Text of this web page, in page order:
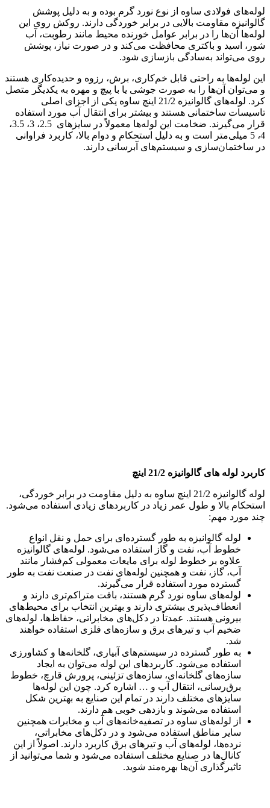
لوله‌های فولادی ساوه از نوع نورد گرم بوده و به دلیل پوشش
گالوانیزه مقاومت بالایی در برابر خوردگی دارند. روکش روی این
لوله‌ها آن‌ها را در برابر عوامل خورنده محیط مانند رطوبت، آب
شور، اسید و باکتری محافظت می‌کند و در صورت نیاز، پوشش
روی می‌تواند به‌سادگی بازسازی شود.
این لوله‌ها به راحتی قابل خم‌کاری، برش، رزوه و حدیده‌کاری هستند
و می‌توان آن‌ها را به صورت جوشی یا با پیچ و مهره به یکدیگر متصل
کرد. لوله‌های گالوانیزه 21/2 اینچ ساوه یکی از اجزای اصلی
تاسیسات ساختمانی هستند و بیشتر برای انتقال آب مورد استفاده
قرار می‌گیرند. ضخامت این لوله‌ها معمولاً در سایزهای 2.5، 3، 3.5،
4، 5 میلی‌متر است و به دلیل استحکام و دوام بالا، کاربرد فراوانی
در ساختمان‌سازی و سیستم‌های آبرسانی دارند.
کاربرد لوله های گالوانیزه 21/2 اینچ
لوله گالوانیزه 21/2 اینچ ساوه به دلیل مقاومت در برابر خوردگی،
استحکام بالا و طول عمر زیاد در کاربردهای زیادی استفاده می‌شود.
چند مورد مهم:
لوله گالوانیزه به طور گسترده‌ای برای حمل و نقل انواع
خطوط آب، نفت و گاز استفاده می‌شود. لوله‌های گالوانیزه
علاوه بر خطوط لوله برای مایعات معمولی کم‌فشار مانند
آب، گاز، نفت و همچنین لوله‌های نفت در صنعت نفت به طور
گسترده مورد استفاده قرار می‌گیرند.
لوله‌های ساوه نورد گرم هستند، بافت متراکم‌تری دارند و
انعطاف‌پذیری بیشتری دارند و بهترین انتخاب برای محیط‌های
بیرونی هستند. عمدتاً در دکل‌های مخابراتی، حفاظ‌ها، لوله‌های
ضخیم آب و تیرهای برق و سازه‌های فلزی استفاده خواهند
شد.
به طور گسترده در سیستم‌های آبیاری، گلخانه‌ها و کشاورزی
استفاده می‌شود. کاربردهای این لوله می‌توان به ایجاد
سازه‌های گلخانه‌ای، سازه‌های تزئینی، پرورش قارچ، خطوط
برق‌رسانی، انتقال آب و … اشاره کرد. چون این لوله‌ها
سایزهای مختلف دارند در تمام این صنایع به بهترین شکل
استفاده می‌شوند و بازدهی خوبی هم دارند.
از لوله‌های ساوه در تصفیه‌خانه‌های آب و مخابرات همچنین
سایر مناطق استفاده می‌شود و در دکل‌های مخابراتی،
نرده‌ها، لوله‌های آب و تیرهای برق کاربرد دارند. اصولاً از این
کانال‌ها در صنایع مختلف استفاده می‌شود و شما می‌توانید از
تاثیرگذاری آن‌ها بهره‌مند شوید.